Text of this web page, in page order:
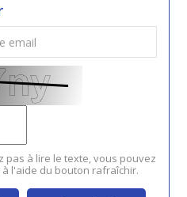
pas à lire le texte, vous pouvez
à l'aide du bouton rafraîchir.